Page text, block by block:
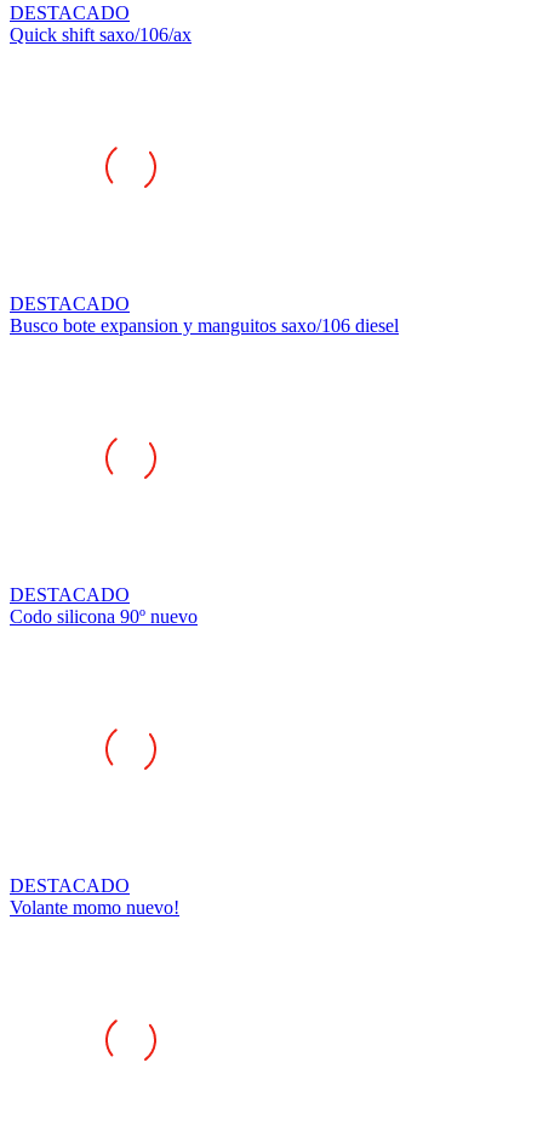
DESTACADO
Quick shift saxo/106/ax
DESTACADO
Busco bote expansion y manguitos saxo/106 diesel
DESTACADO
Codo silicona 90º nuevo
DESTACADO
Volante momo nuevo!